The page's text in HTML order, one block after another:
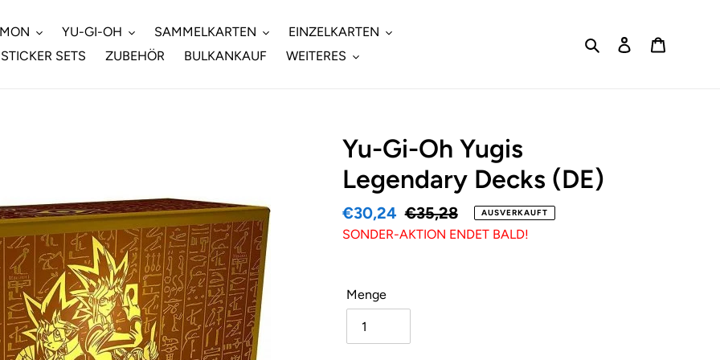
YU-GI-OH SAMMELKARTEN
EINZELKARTEN
STICKER SETS
ZUBEHÖR BULKANKAUF WEITERES
SuchenEinloggen
Yu-Gi-Oh Yugis
Legendary Decks (DE)
Sonderpreis
€30,24 Normaler
Preis
€35,28 AUSVERKAUFT
SONDER-AKTION ENDET BALD!
Menge